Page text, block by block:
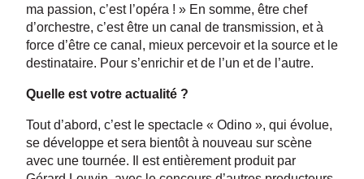
ma passion, c’est l’opéra ! » En somme, être chef
d’orchestre, c’est être un canal de transmission, et à
force d’être ce canal, mieux percevoir et la source et le
destinataire. Pour s’enrichir et de l’un et de l’autre.
Quelle est votre actualité ?
Tout d’abord, c’est le spectacle « Odino », qui évolue,
se développe et sera bientôt à nouveau sur scène
avec une tournée. Il est entièrement produit par